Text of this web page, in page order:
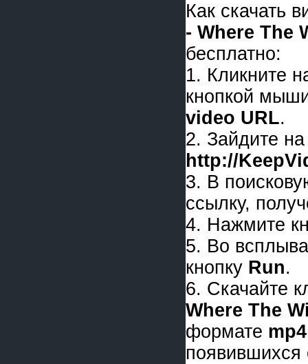
Как скачать
- Where The
бесплатно:
1. Кликните
кнопкой
video URL.
2. Зайдите на
http://
3. В
ссылку,
4. Нажмите
5. Во
кнопку Run.
6. Скачайте
Where The
формате mp4
появившихся